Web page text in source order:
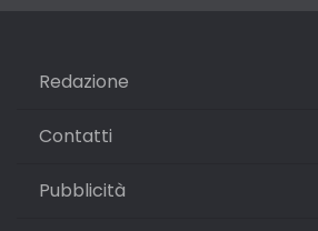
Redazione
Contatti
Pubblicità